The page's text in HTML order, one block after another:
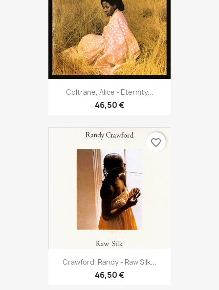
Coltrane, Alice - Eternity...
46,50 €
Crawford, Randy - Raw Silk...
46,50 €
favorite_border